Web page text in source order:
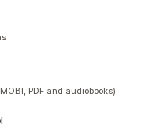
PDF and audiobooks)